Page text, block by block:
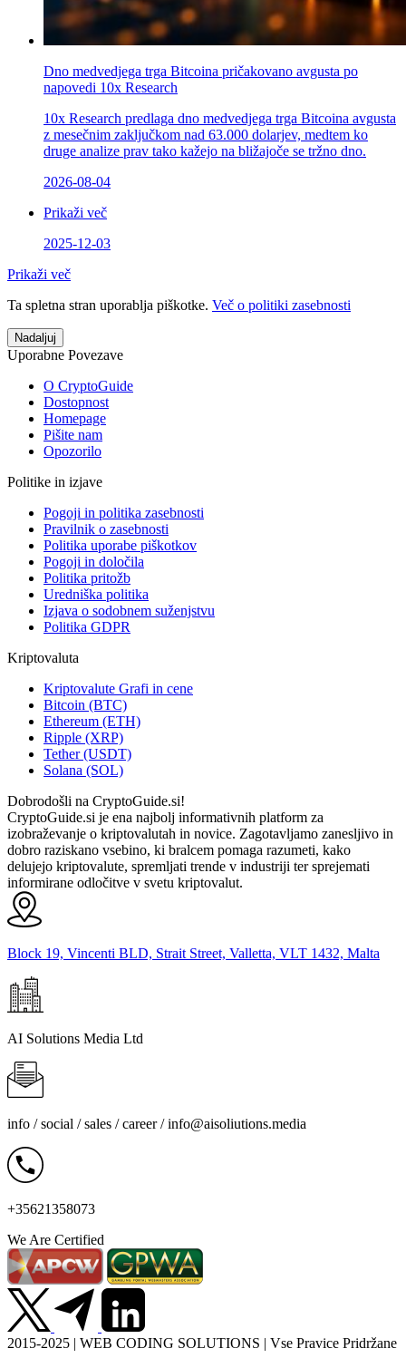
Dno medvedjega trga Bitcoina pričakovano avgusta po
napovedi 10x Research
10x Research predlaga dno medvedjega trga Bitcoina avgusta
z mesečnim zaključkom nad 63.000 dolarjev, medtem ko
druge analize prav tako kažejo na bližajoče se tržno dno.
2026-08-04
Prikaži več
2025-12-03
Prikaži več
Ta spletna stran uporablja piškotke. Več o politiki zasebnosti
Nadaljuj
Uporabne Povezave
O CryptoGuide
Dostopnost
Homepage
Pišite nam
Opozorilo
Politike in izjave
Pogoji in politika zasebnosti
Pravilnik o zasebnosti
Politika uporabe piškotkov
Pogoji in določila
Politika pritožb
Uredniška politika
Izjava o sodobnem suženjstvu
Politika GDPR
Kriptovaluta
Kriptovalute Grafi in cene
Bitcoin (BTC)
Ethereum (ETH)
Ripple (XRP)
Tether (USDT)
Solana (SOL)
Dobrodošli na CryptoGuide.si!
CryptoGuide.si je ena najbolj informativnih platform za
izobraževanje o kriptovalutah in novice. Zagotavljamo zanesljivo in
dobro raziskano vsebino, ki bralcem pomaga razumeti, kako
delujejo kriptovalute, spremljati trende v industriji ter sprejemati
informirane odločitve v svetu kriptovalut.
Block 19, Vincenti BLD, Strait Street, Valletta, VLT 1432, Malta
AI Solutions Media Ltd
info / social / sales / career /info@aisoliutions.media
+35621358073
We Are Certified
2015-2025 | WEB CODING SOLUTIONS | Vse Pravice Pridržane